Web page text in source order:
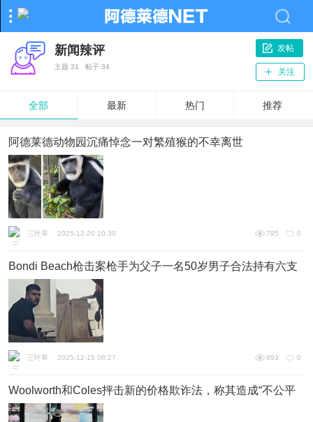
新闻辣评
主题 31 帖子 34
发帖
关注
全部 最新 热门 推荐
阿德莱德动物园沉痛悼念一对繁殖猴的不幸离世
三叶草 2025-12-20 10:30 0
795
Bondi Beach枪击案枪手为父子一名50岁男子合法持有六支
枪械
三叶草 2025-12-15 08:27 0
893
Woolworth和Coles抨击新的价格欺诈法，称其造成“不公平
竞争”